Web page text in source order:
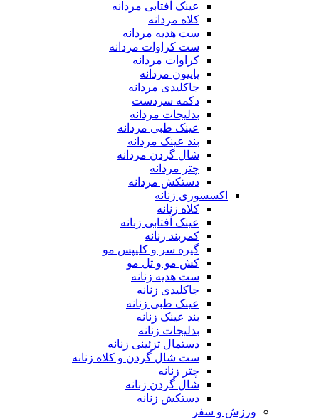
عینک آفتابی مردانه
کلاه مردانه
ست هدیه مردانه
ست کراوات مردانه
کراوات مردانه
پاپیون مردانه
جاکلیدی مردانه
دکمه سردست
بدلیجات مردانه
عینک طبی مردانه
بند عینک مردانه
شال گردن مردانه
چتر مردانه
دستکش مردانه
اکسسوری زنانه
کلاه زنانه
عینک آفتابی زنانه
کمربند زنانه
گیره سر و کلیپس مو
کش مو و تل مو
ست هدیه زنانه
جاکلیدی زنانه
عینک طبی زنانه
بند عینک زنانه
بدلیجات زنانه
دستمال تزئینی زنانه
ست شال گردن و کلاه زنانه
چتر زنانه
شال گردن زنانه
دستکش زنانه
ورزش و سفر